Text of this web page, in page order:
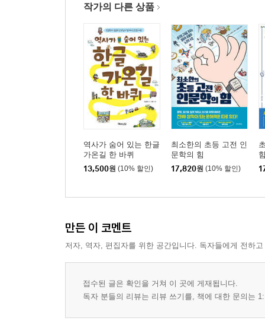
작가의 다른 상품
역사가 숨어 있는 한글
가온길 한 바퀴
13,500원 (10% 할인)
최소한의 초등 고전 인
문학의 힘
17,820원 (10% 할인)
만든 이 코멘트
저자, 역자, 편집자를 위한 공간입니다. 독자들에게 전하
접수된 글은 확인을 거쳐 이 곳에 게재됩니다.
독자 분들의 리뷰는 리뷰 쓰기를, 책에 대한 문의는